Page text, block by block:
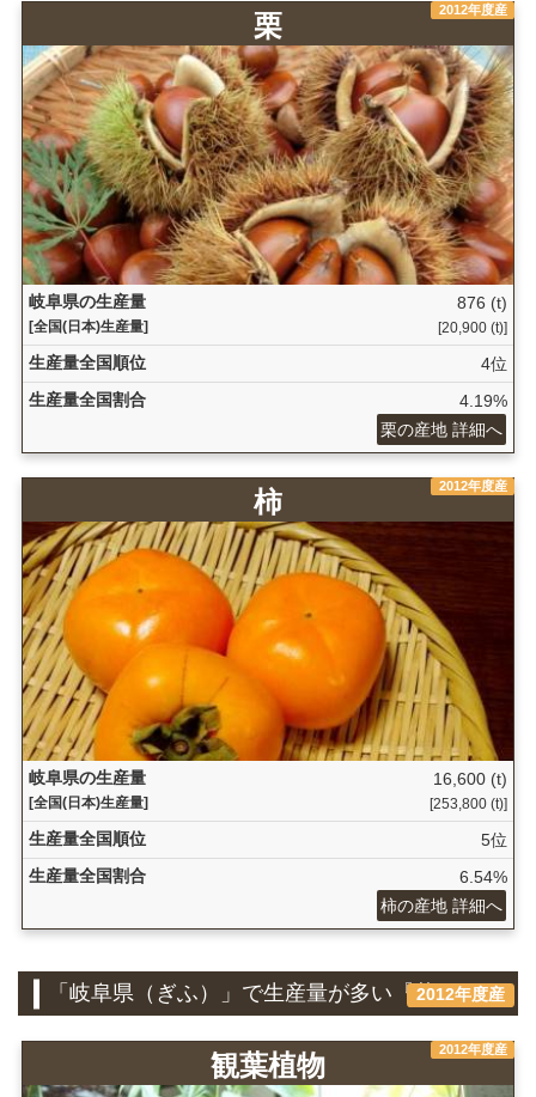
2012年度産
栗
岐阜県の生産量
[全国(日本)生産量]
876 (t)
[20,900 (t)]
生産量全国順位
4位
生産量全国割合
4.19%
栗の産地 詳細へ
2012年度産
柿
岐阜県の生産量
[全国(日本)生産量]
16,600 (t)
[253,800 (t)]
生産量全国順位
5位
生産量全国割合
6.54%
柿の産地 詳細へ
2012年度産
「岐阜県（ぎふ）」で生産量が多い『花き』
2012年度産
観葉植物